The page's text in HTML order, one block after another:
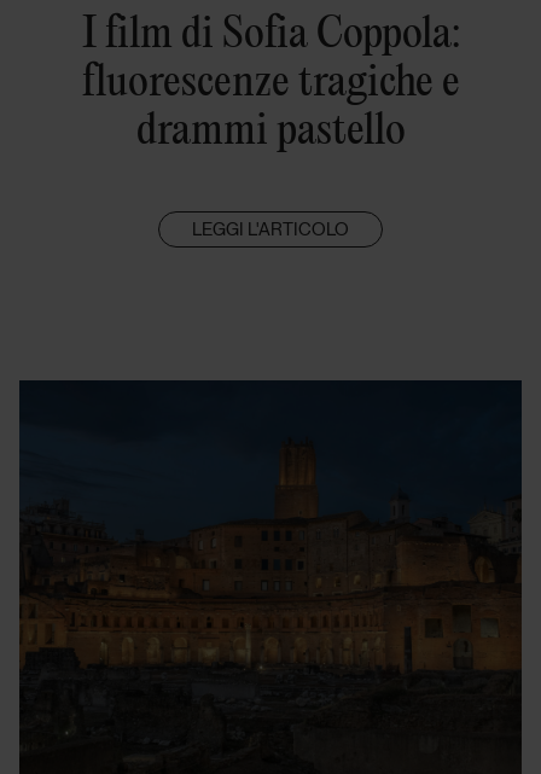
I film di Sofia Coppola:
fluorescenze tragiche e
drammi pastello
LEGGI L'ARTICOLO